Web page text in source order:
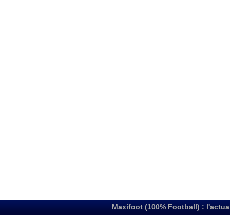
Maxifoot (100% Football) :